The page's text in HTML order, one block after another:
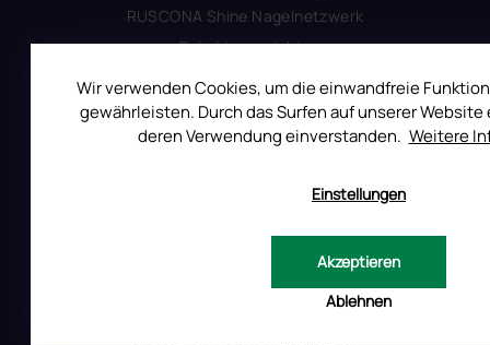
Wir verwenden Cookies, um die einwandfreie
gewährleisten. Durch das Surfen auf unserer Website
deren Verwendung einverstanden. Weitere
Einstellungen
Ablehnen
Akzeptieren
RUSCONA Shine Nagelnetzwerk
Beliebte produkte
Geschäftsbewertung
KUNDENSERVICE